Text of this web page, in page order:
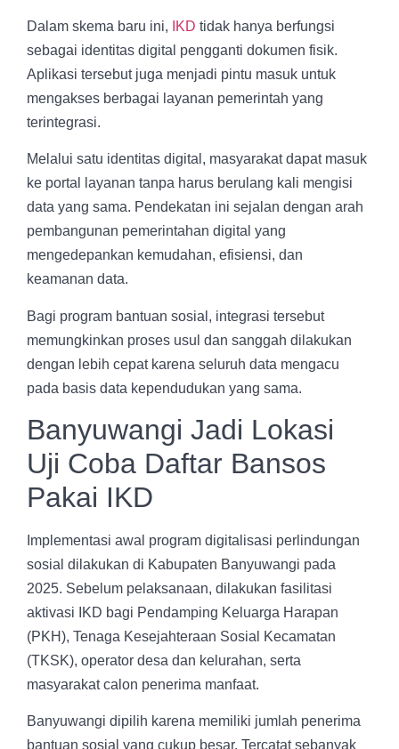
Dalam skema baru ini, IKD tidak hanya berfungsi
sebagai identitas digital pengganti dokumen fisik.
Aplikasi tersebut juga menjadi pintu masuk untuk
mengakses berbagai layanan pemerintah yang
terintegrasi.
Melalui satu identitas digital, masyarakat dapat masuk
ke portal layanan tanpa harus berulang kali mengisi
data yang sama. Pendekatan ini sejalan dengan arah
pembangunan pemerintahan digital yang
mengedepankan kemudahan, efisiensi, dan
keamanan data.
Bagi program bantuan sosial, integrasi tersebut
memungkinkan proses usul dan sanggah dilakukan
dengan lebih cepat karena seluruh data mengacu
pada basis data kependudukan yang sama.
Banyuwangi Jadi Lokasi
Uji Coba Daftar Bansos
Pakai IKD
Implementasi awal program digitalisasi perlindungan
sosial dilakukan di Kabupaten Banyuwangi pada
2025. Sebelum pelaksanaan, dilakukan fasilitasi
aktivasi IKD bagi Pendamping Keluarga Harapan
(PKH), Tenaga Kesejahteraan Sosial Kecamatan
(TKSK), operator desa dan kelurahan, serta
masyarakat calon penerima manfaat.
Banyuwangi dipilih karena memiliki jumlah penerima
bantuan sosial yang cukup besar. Tercatat sebanyak